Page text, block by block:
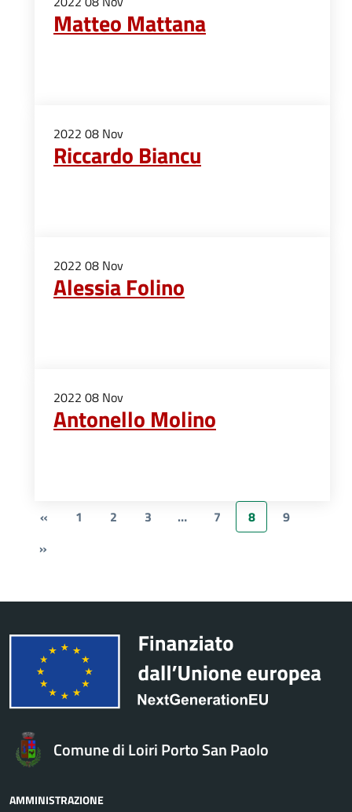
Matteo Mattana
2022 08 Nov
Riccardo Biancu
2022 08 Nov
Alessia Folino
2022 08 Nov
Antonello Molino
« 1 2 3 … 7 8
9
»
Comune di Loiri Porto San Paolo
AMMINISTRAZIONE